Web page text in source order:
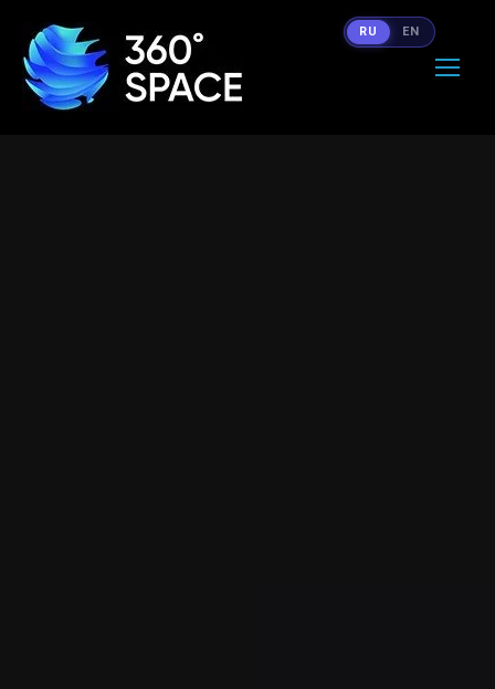
RU EN